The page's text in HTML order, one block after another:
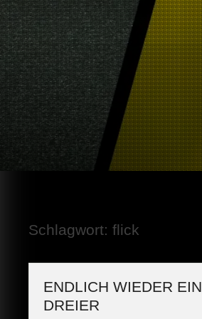
Schlagwort: flick
ENDLICH WIEDER EIN
DREIER